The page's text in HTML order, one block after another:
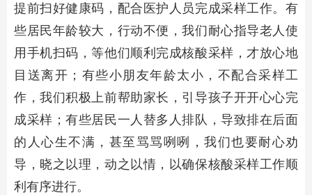
提前扫好健康码，配合医护人员完成采样工作。有
些居民年龄较大，行动不便，我们耐心指导老人使
用手机扫码，等他们顺利完成核酸采样，才放心地
目送离开；有些小朋友年龄太小，不配合采样工
作，我们积极上前帮助家长，引导孩子开开心心完
成采样；有些居民一人替多人排队，导致排在后面
的人心生不满，甚至骂骂咧咧，我们也要耐心劝
导，晓之以理，动之以情，以确保核酸采样工作顺
利有序进行。